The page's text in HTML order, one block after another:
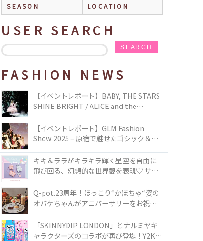
SEASON
LOCATION
USER SEARCH
SEARCH
FASHION NEWS
【イベントレポート】BABY, THE STARS
SHINE BRIGHT / ALICE and the
TOKYO
【イベントレポート】GLM Fashion
Show 2025 – 原宿で魅せたゴシック＆ロ
キキ＆ララがキラキラ輝く星空を自由に
飛び回る、幻想的な世界観を表現♡ サマ
50周年アニバーサリーイヤー』を記念し
たコレクションが登場
Q-pot.23周年！ほっこり“かぼちゃ“姿の
オバケちゃんがアニバーサリーをお祝い
ー」が新発売！Q-pot CAFE.では「かぼち
ゃのオバケーキプレート」も登場
「SKINNYDIP LONDON」とナルミヤキ
ャラクターズのコラボが再び登場！Y2Kム